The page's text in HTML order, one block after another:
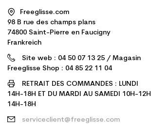
Freeglisse.com
98 B rue des champs plans
74800 Saint-Pierre en Faucigny
Frankreich
Site web : 04 50 07 13 25 / Magasin
Freeglisse Shop : 04 85 22 11 04
RETRAIT DES COMMANDES : LUNDI
14H-18H ET DU MARDI AU SAMEDI 10H-12H
14H-18H
serviceclient@freeglisse.com